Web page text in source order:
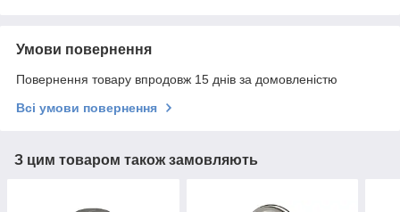
Умови повернення
Повернення товару впродовж 15 днів за домовленістю
Всі умови повернення
З цим товаром також замовляють